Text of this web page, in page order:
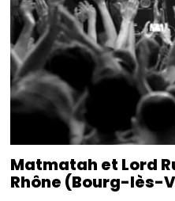
Matmatah et Lord
Rhône (Bourg-lès-